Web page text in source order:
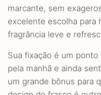
marcante, sem
excelente escolha para
fragrância leve e
Sua fixação é um
pela manhã e ainda
um grande bônus para